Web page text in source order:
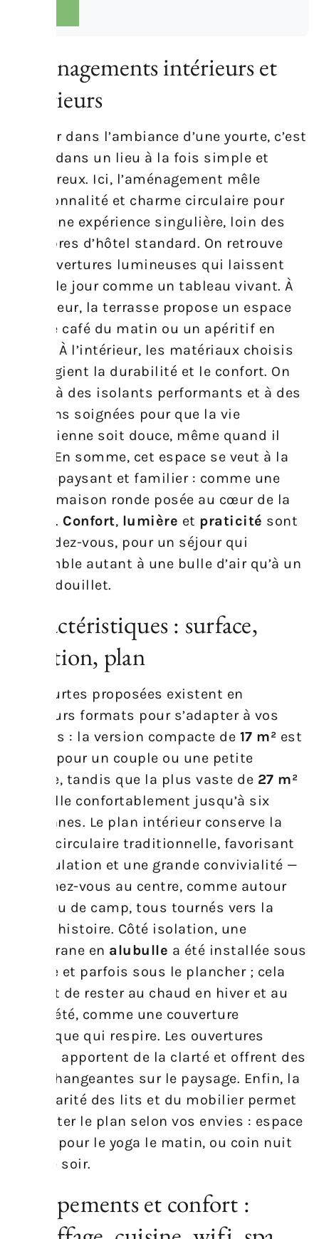
Aménagements intérieurs et
extérieurs
Plonger dans l’ambiance d’une yourte, c’est
entrer dans un lieu à la fois simple et
chaleureux. Ici, l’aménagement mêle
fonctionnalité et charme circulaire pour
offrir une expérience singulière, loin des
chambres d’hôtel standard. On retrouve
des ouvertures lumineuses qui laissent
entrer le jour comme un tableau vivant. À
l’extérieur, la terrasse propose un espace
pour le café du matin ou un apéritif en
soirée. À l’intérieur, les matériaux choisis
privilégient la durabilité et le confort. On
pense à des isolants performants et à des
finitions soignées pour que la vie
quotidienne soit douce, même quand il
pleut. En somme, cet espace se veut à la
fois dépaysant et familier : comme une
petite maison ronde posée au cœur de la
nature. Confort, lumière et praticité sont
au rendez-vous, pour un séjour qui
ressemble autant à une bulle d’air qu’à un
cocon douillet.
Caractéristiques : surface,
isolation, plan
Les yourtes proposées existent en
plusieurs formats pour s’adapter à vos
besoins : la version compacte de 17 m² est
idéale pour un couple ou une petite
famille, tandis que la plus vaste de 27 m²
accueille confortablement jusqu’à six
personnes. Le plan intérieur conserve la
forme circulaire traditionnelle, favorisant
la circulation et une grande convivialité —
imaginez-vous au centre, comme autour
d’un feu de camp, tous tournés vers la
même histoire. Côté isolation, une
membrane en alubulle a été installée sous
la toile et parfois sous le plancher ; cela
permet de rester au chaud en hiver et au
frais l’été, comme une couverture
technique qui respire. Les ouvertures
vitrées apportent de la clarté et offrent des
vues changeantes sur le paysage. Enfin, la
modularité des lits et du mobilier permet
d’adapter le plan selon vos envies : espace
ouvert pour le yoga le matin, ou coin nuit
cosy le soir.
Équipements et confort :